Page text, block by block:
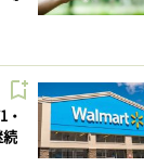
・